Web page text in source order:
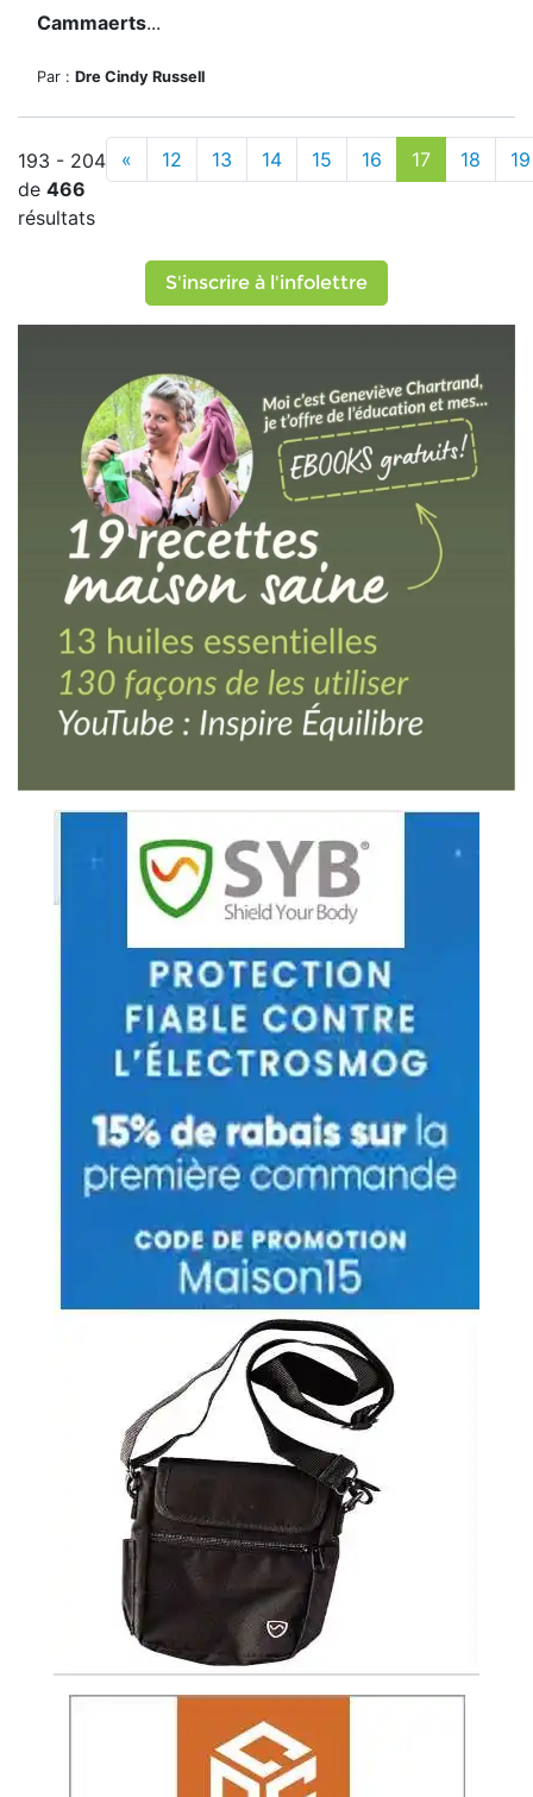
Cammaerts...
Par : Dre Cindy Russell
193 - 204
de 466
résultats
« 12 13 14 15 16 17 18 19
S'inscrire à l'infolettre